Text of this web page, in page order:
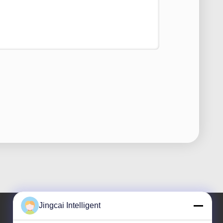
Jingcai Intelligent